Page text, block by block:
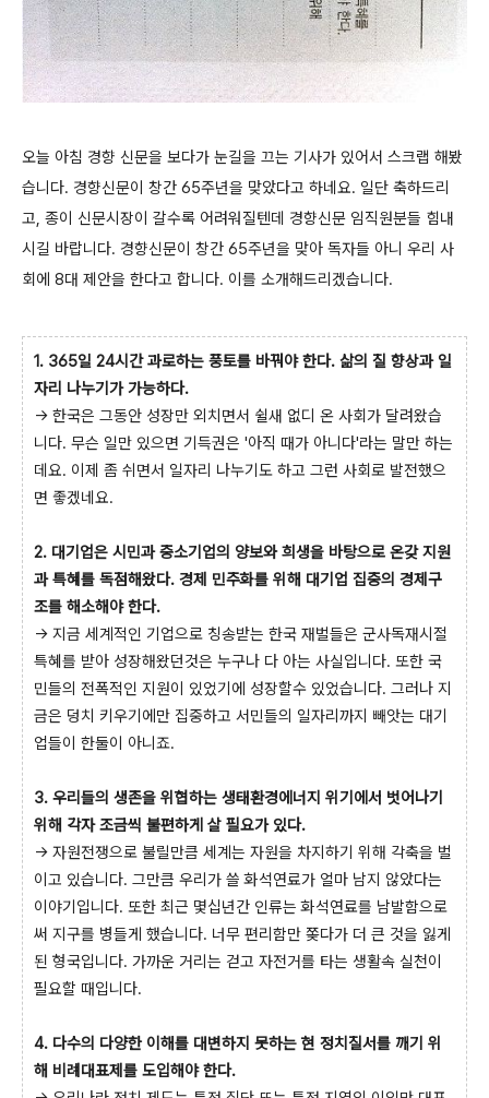
오늘 아침 경향 신문을 보다가 눈길을 끄는 기사가 있어서 스크랩 해봤
습니다. 경향신문이 창간 65주년을 맞았다고 하네요. 일단 축하드리
고, 종이 신문시장이 갈수록 어려워질텐데 경향신문 임직원분들 힘내
시길 바랍니다. 경향신문이 창간 65주년을 맞아 독자들 아니 우리 사
회에 8대 제안을 한다고 합니다. 이를 소개해드리겠습니다.
1. 365일 24시간 과로하는 풍토를 바꿔야 한다. 삶의 질 향상과 일
자리 나누기가 가능하다.
→ 한국은 그동안 성장만 외치면서 쉴새 없디 온 사회가 달려왔습
니다. 무슨 일만 있으면 기득권은 '아직 때가 아니다'라는 말만 하는
데요. 이제 좀 쉬면서 일자리 나누기도 하고 그런 사회로 발전했으
면 좋겠네요.
2. 대기업은 시민과 중소기업의 양보와 희생을 바탕으로 온갖 지원
과 특혜를 독점해왔다. 경제 민주화를 위해 대기업 집중의 경제구
조를 해소해야 한다.
→ 지금 세계적인 기업으로 칭송받는 한국 재벌들은 군사독재시절
특혜를 받아 성장해왔던것은 누구나 다 아는 사실입니다. 또한 국
민들의 전폭적인 지원이 있었기에 성장할수 있었습니다. 그러나 지
금은 덩치 키우기에만 집중하고 서민들의 일자리까지 빼앗는 대기
업들이 한둘이 아니죠.
3. 우리들의 생존을 위협하는 생태환경에너지 위기에서 벗어나기
위해 각자 조금씩 불편하게 살 필요가 있다.
→ 자원전쟁으로 불릴만큼 세계는 자원을 차지하기 위해 각축을 벌
이고 있습니다. 그만큼 우리가 쓸 화석연료가 얼마 남지 않았다는
이야기입니다. 또한 최근 몇십년간 인류는 화석연료를 남발함으로
써 지구를 병들게 했습니다. 너무 편리함만 쫒다가 더 큰 것을 잃게
된 형국입니다. 가까운 거리는 걷고 자전거를 타는 생활속 실천이
필요할 때입니다.
4. 다수의 다양한 이해를 대변하지 못하는 현 정치질서를 깨기 위
해 비례대표제를 도입해야 한다.